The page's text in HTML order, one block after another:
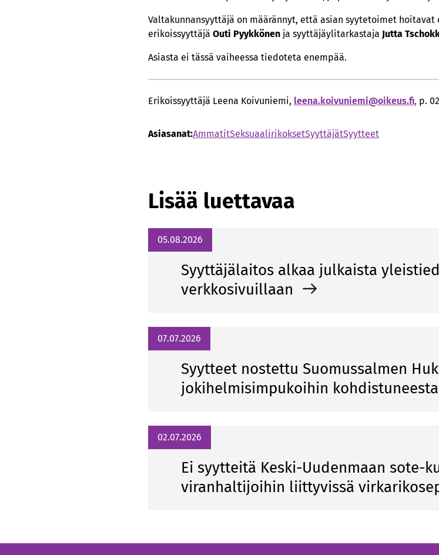
Valtakunnansyyttäjä on määrännyt, että asian syytetoimet hoitavat
erikoissyyttäjä Outi Pyykkönen ja syyttäjäylitarkastaja Jutta
Asiasta ei tässä vaiheessa tiedoteta enempää.
Erikoissyyttäjä Leena Koivuniemi, leena­­.koivuniemi­­@oikeus­­.fi, p.
Asiasanat:AmmatitSeksuaalirikoksetSyyttäjätSyytteet
Lisää luettavaa
05.08.2026
Syyttäjälaitos alkaa julkaista
verkkosivuillaan
07.07.2026
Syytteet nostettu Suomussalmen
jokihelmisimpukoihin
02.07.2026
Ei syytteitä Keski-Uudenmaan sote-
viranhaltijoihin liittyvissä